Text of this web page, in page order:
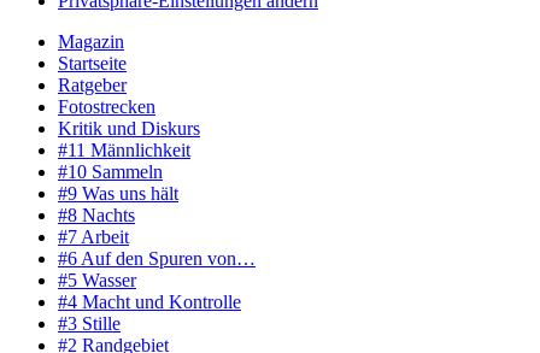
Magazin
Startseite
Ratgeber
Fotostrecken
Kritik und Diskurs
#11 Männlichkeit
#10 Sammeln
#9 Was uns hält
#8 Nachts
#7 Arbeit
#6 Auf den Spuren von…
#5 Wasser
#4 Macht und Kontrolle
#3 Stille
#2 Randgebiet